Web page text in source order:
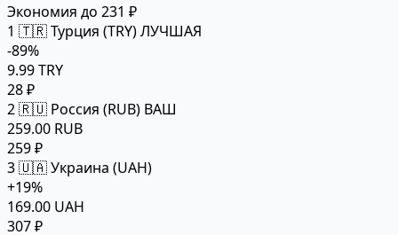
Экономия до 231 ₽
1 🇹🇷 Турция (TRY)ЛУЧШАЯ
-89%
9.99 TRY
28 ₽
2🇷🇺 Россия (RUB) ВАШ
259.00 RUB
259 ₽
3🇺🇦 Украина (UAH)
+19%
169.00 UAH
307 ₽